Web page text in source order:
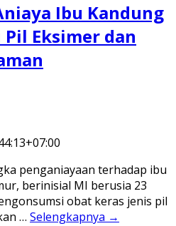
Ibu Kandung
Eksimer dan
penganiayaan terhadap ibu
berinisial MI berusia 23
obat keras jenis pil
… Selengkapnya →